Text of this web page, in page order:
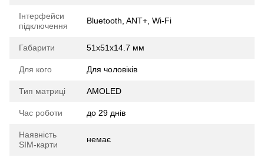
Інтерфейси
підключення
Bluetooth, ANT+, Wi-Fi
Габарити 51x51x14.7 мм
Для кого Для чоловіків
Тип матриці AMOLED
Час роботи до 29 днів
Наявність
SIM-карти
немає